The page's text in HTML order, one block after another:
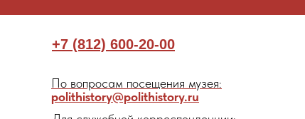
+7 (812) 600-20-00
По вопросам посещения музея:
polithistory@polithistory.ru